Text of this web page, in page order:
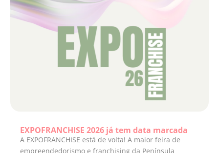
EXPOFRANCHISE 2026 já tem data marcada
A EXPOFRANCHISE está de volta! A maior feira de
empreendedorismo e franchising da Península